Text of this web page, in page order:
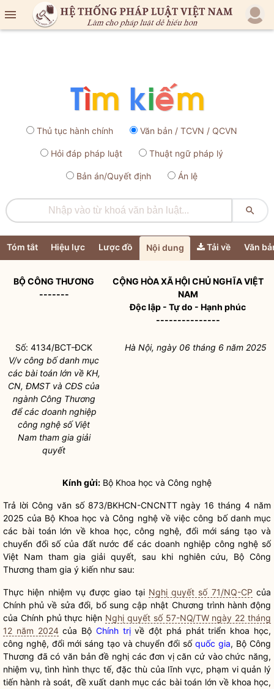

Thủ tục hành chính Văn bản / TCVN / QCVN
Hỏi đáp pháp luật Thuật ngữ pháp lý
Bản án/Quyết định Án lệ

Tóm tắt Hiệu lực Lược đồ Nội dung Tải về Văn
BỘ CÔNG THƯƠNG
-------
CỘNG HÒA XÃ HỘI CHỦ NGHĨA VIỆT
NAM
Độc lập - Tự do - Hạnh phúc
---------------
Số: 4134/BCT-ĐCK
V/v công bố danh mục
các bài toán lớn về KH,
CN, ĐMST và CĐS của
ngành Công Thương
để các doanh nghiệp
công nghệ số Việt
Nam tham gia giải
quyết
Hà Nội, ngày 06 tháng 6 năm 2025
Kính gửi: Bộ Khoa học và Công nghệ
Trả lời Công văn số 873/BKHCN-CNCNTT ngày 16 tháng 4 năm
2025 của Bộ Khoa học và Công nghệ về việc công bố danh mục
các bài toán lớn về khoa học, công nghệ, đổi mới sáng tạo và
chuyển đổi số của đất nước để các doanh nghiệp công nghệ số
Việt Nam tham gia giải quyết, sau khi nghiên cứu, Bộ Công
Thương tham gia ý kiến như sau:
Thực hiện nhiệm vụ được giao tại Nghị quyết số 71/NQ-CP của
Chính phủ về sửa đổi, bổ sung cập nhật Chương trình hành động
của Chính phủ thực hiện Nghị quyết số 57-NQ/TW ngày 22 tháng
12 năm 2024của Bộ Chính trịvề đột phá phát triển khoa học,
công nghệ, đổi mới sáng tạo và chuyển đổi sốquốc gia, Bộ Công
Thương đã có văn bản đề nghị các đơn vị căn cứ vào chức năng,
nhiệm vụ, tình hình thực tế, đặc thù của lĩnh vực, phạm vi quản lý
tiến hành rà soát, đề xuất danh mục các bài toán lớn về khoa học,